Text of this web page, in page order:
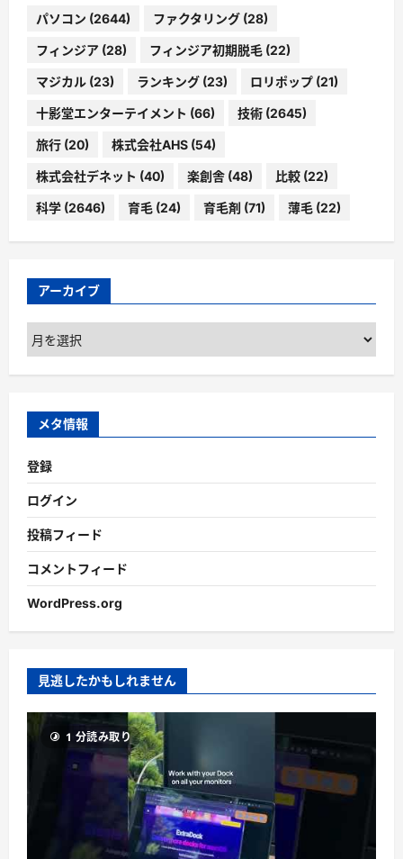
パソコン (2644) ファクタリング (28)
フィンジア (28) フィンジア初期脱毛 (22)
マジカル (23) ランキング (23) ロリポップ (21)
十影堂エンターテイメント (66) 技術 (2645)
旅行 (20) 株式会社AHS (54)
株式会社デネット (40) 楽創舎 (48) 比較 (22)
科学 (2646) 育毛 (24) 育毛剤 (71) 薄毛 (22)
アーカイブ
ア
ー
カ
ブ
メタ情報
登録
ログイン
投稿フィード
コメントフィード
WordPress.org
見逃したかもしれません
1 分読み取り